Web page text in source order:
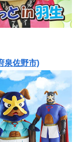
泉佐野市)